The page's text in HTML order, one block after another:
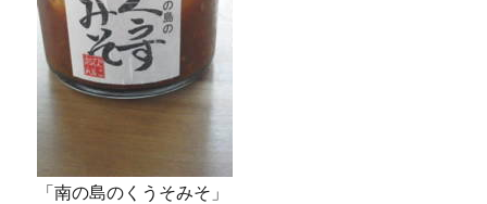
「南の島のくうそみそ」